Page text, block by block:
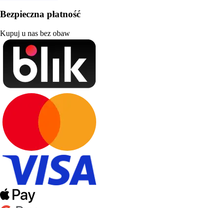
Bezpieczna płatność
Kupuj u nas bez obaw